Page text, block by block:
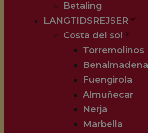
Betaling
LANGTIDSREJSER
Costa del sol
Torremolinos
Benalmadena
Fuengirola
Almuñecar
Nerja
Marbella